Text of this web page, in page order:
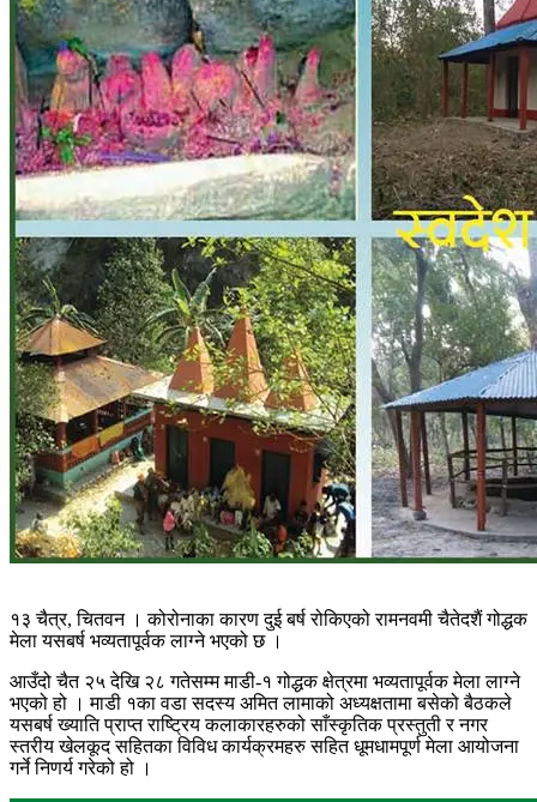
१३ चैत्र, चितवन । कोरोनाका कारण दुई बर्ष रोकिएको रामनवमी चैतेदशैं गोद्धक
मेला यसबर्ष भव्यतापूर्वक लाग्ने भएको छ ।
आउँदो चैत २५ देखि २८ गतेसम्म माडी-१ गोद्धक क्षेत्रमा भव्यतापूर्वक मेला लाग्ने
भएको हो । माडी १का वडा सदस्य अमित लामाको अध्यक्षतामा बसेको बैठकले
यसबर्ष ख्याति प्राप्त राष्ट्रिय कलाकारहरुको साँस्कृतिक प्रस्तुती र नगर
स्तरीय खेलकूद सहितका विविध कार्यक्रमहरु सहित धूमधामपूर्ण मेला आयोजना
गर्ने निणर्य गरेको हो ।